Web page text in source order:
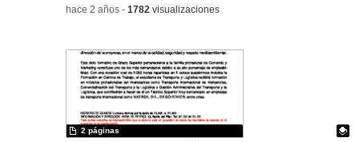
-hace 2 años -1782 visualizaciones
2 páginas